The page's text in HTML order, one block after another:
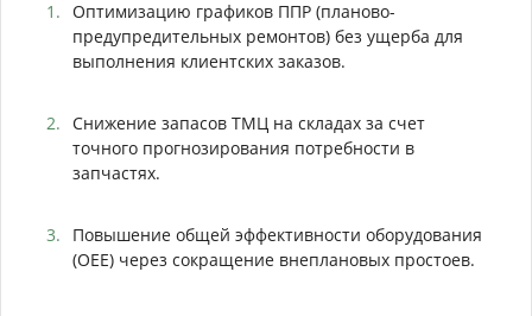
Оптимизацию графиков ППР (планово-
предупредительных ремонтов) без ущерба для
выполнения клиентских заказов.
Снижение запасов ТМЦ на складах за счет
точного прогнозирования потребности в
запчастях.
Повышение общей эффективности оборудования
(OEE) через сокращение внеплановых простоев.